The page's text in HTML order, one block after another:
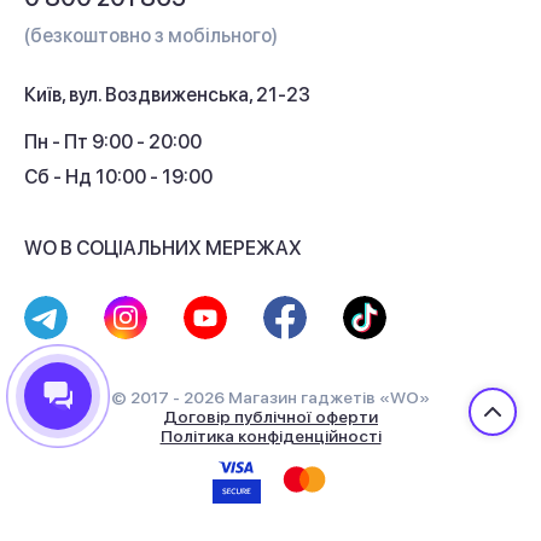
Кешбек
(безкоштовно з мобільного)
Київ, вул. Воздвиженська, 21-23
Пн - Пт 9:00 - 20:00
Сб - Нд 10:00 - 19:00
WO В СОЦІАЛЬНИХ МЕРЕЖАХ
© 2017 - 2026 Магазин гаджетів «WO»
Договір публічної оферти
Політика конфіденційності